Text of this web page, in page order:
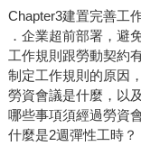
Chapter3建置完善工
．企業超前部署，避
工作規則跟勞動契約
制定工作規則的原因
勞資會議是什麼，以
哪些事項須經過勞資
什麼是2週彈性工時？